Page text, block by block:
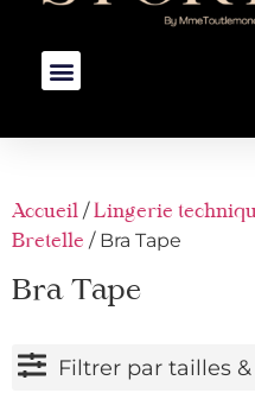
Accueil /Lingerie
Bretelle / Bra Tape
Bra Tape
Filtrer par tailles